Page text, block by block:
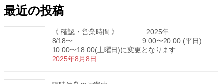
最近の投稿
《 確認・営業時間 》 2025年
8/18〜 9:00〜20:00 (平日)
10:00〜18:00(土曜日)に変更となります
2025年8月8日